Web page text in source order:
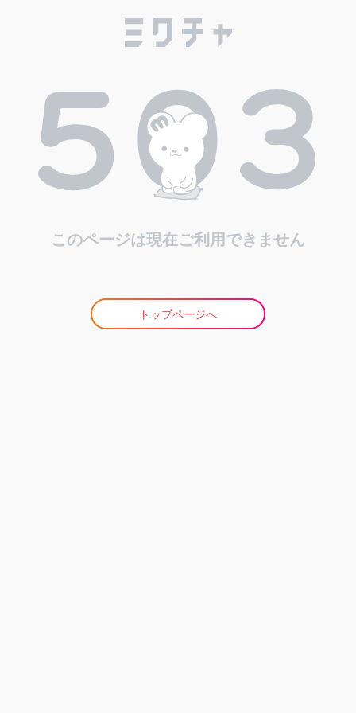
このページは現在ご利用できません